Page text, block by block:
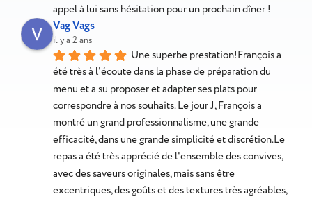
appel à lui sans hésitation pour un prochain dîner !
Vag Vags
il y a 2 ans
Une superbe prestation!François a
été très à l'écoute dans la phase de préparation du
menu et a su proposer et adapter ses plats pour
correspondre à nos souhaits. Le jour J, François a
montré un grand professionnalisme, une grande
efficacité, dans une grande simplicité et discrétion.Le
repas a été très apprécié de l'ensemble des convives,
avec des saveurs originales, mais sans être
excentriques, des goûts et des textures très agréables,